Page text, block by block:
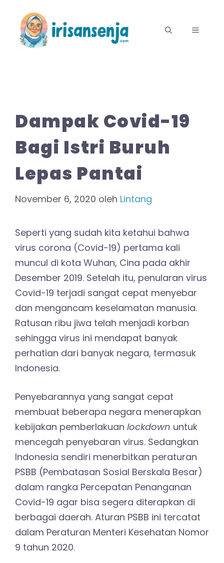
MENU
Dampak Covid-19
Bagi Istri Buruh
Lepas Pantai
November 6, 2020 oleh Lintang
Seperti yang sudah kita ketahui bahwa
virus corona (Covid-19) pertama kali
muncul di kota Wuhan, Cina pada akhir
Desember 2019. Setelah itu, penularan virus
Covid-19 terjadi sangat cepat menyebar
dan mengancam keselamatan manusia.
Ratusan ribu jiwa telah menjadi korban
sehingga virus ini mendapat banyak
perhatian dari banyak negara, termasuk
Indonesia.
Penyebarannya yang sangat cepat
membuat beberapa negara menerapkan
kebijakan pemberlakuan lockdown untuk
mencegah penyebaran virus. Sedangkan
Indonesia sendiri menerbitkan peraturan
PSBB (Pembatasan Sosial Berskala Besar)
dalam rangka Percepatan Penanganan
Covid-19 agar bisa segera diterapkan di
berbagai daerah. Aturan PSBB ini tercatat
dalam Peraturan Menteri Kesehatan Nomor
9 tahun 2020.